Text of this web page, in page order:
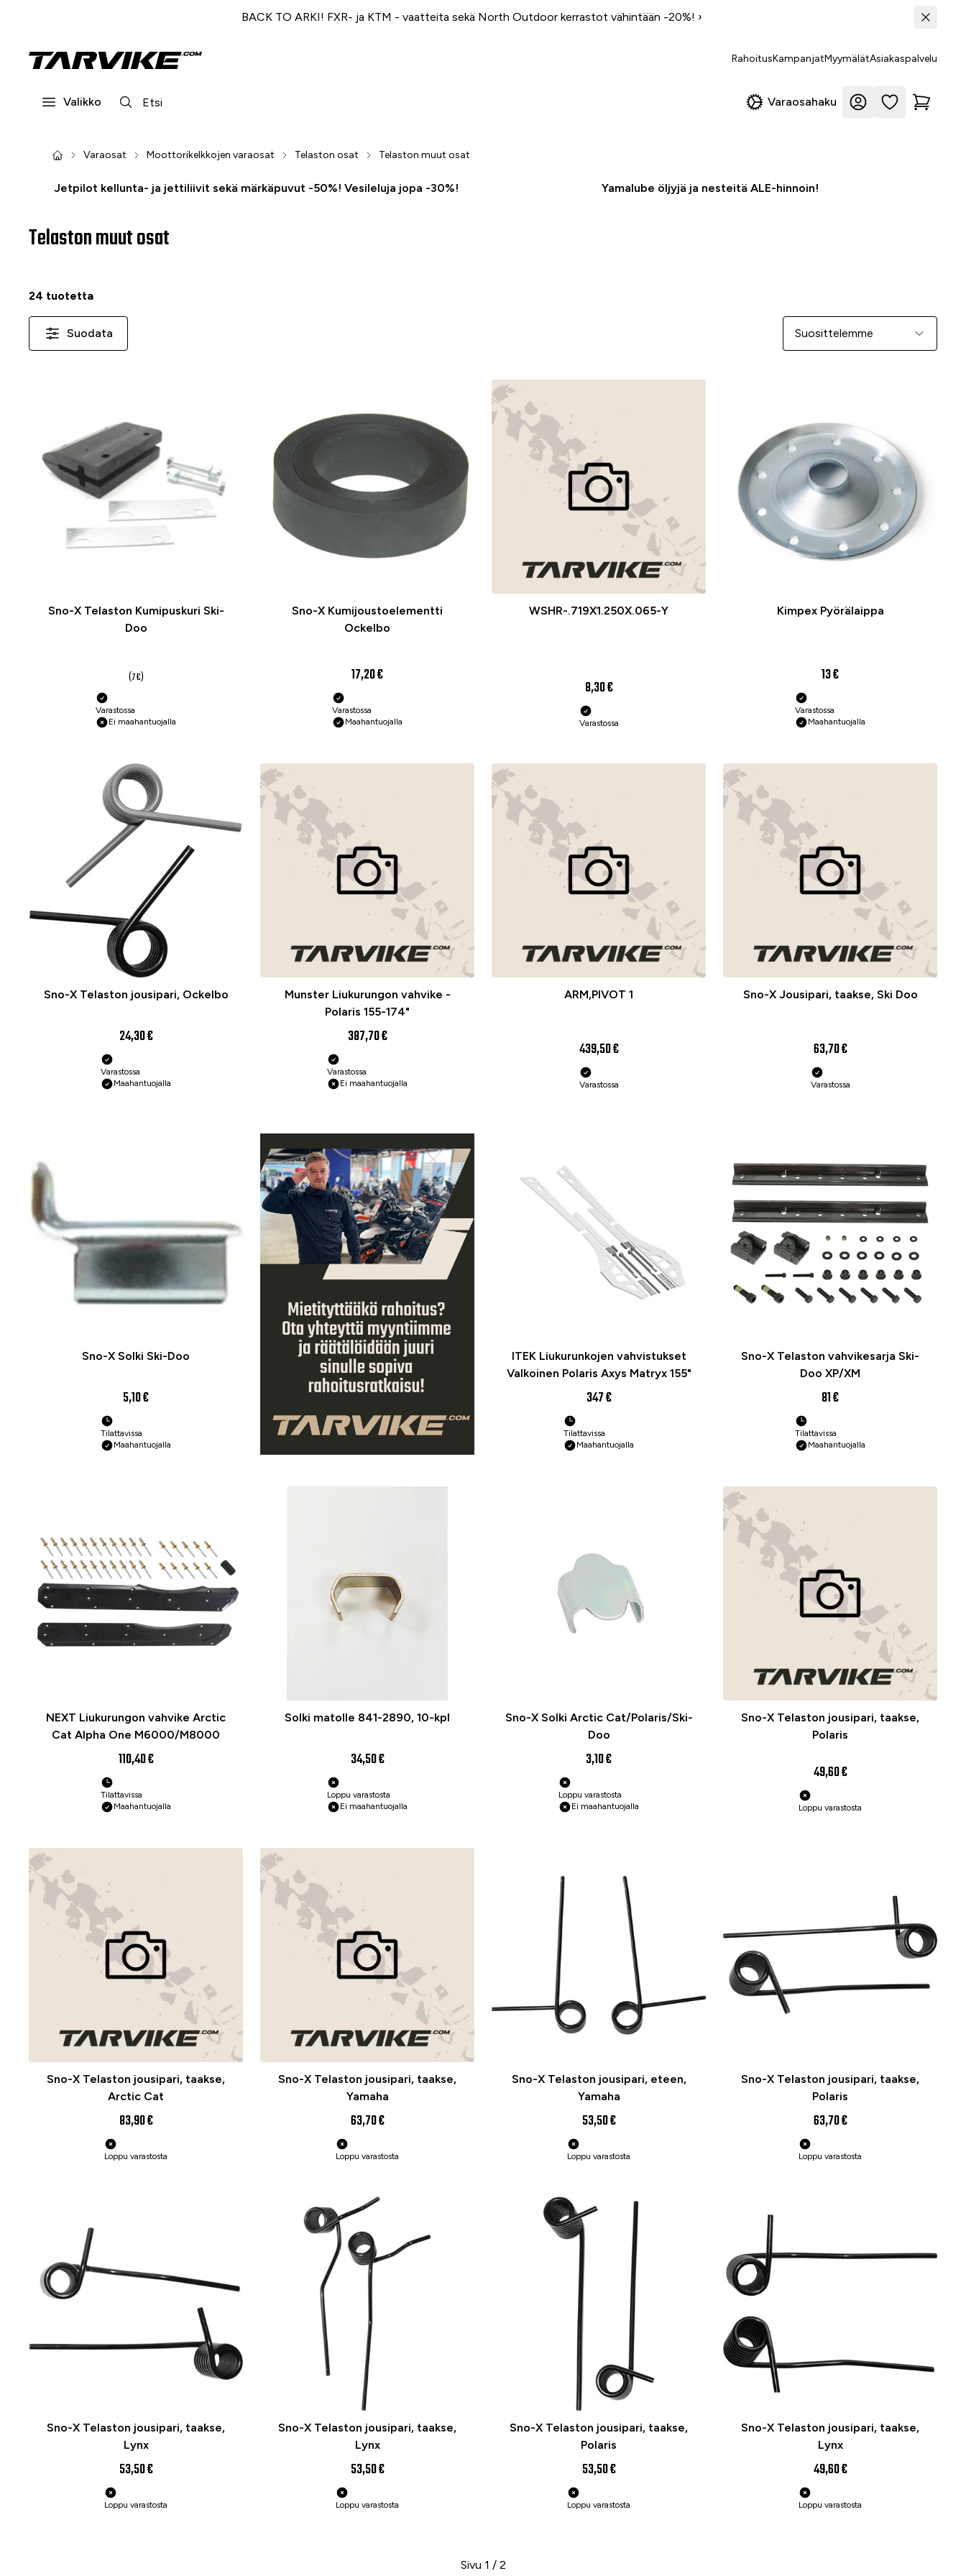
BACK TO ARKI! FXR- ja KTM - vaatteita sekä North Outdoor kerrastot vähintään -20%! ›
RahoitusKampanjatMyymälätAsiakaspalvelu
Valikko Varaosahaku
Varaosat Moottorikelkkojen varaosat Telaston osat Telaston muut osat
Jetpilot kellunta- ja jettiliivit sekä märkäpuvut -50%! Vesileluja jopa -30%! Yamalube öljyjä ja nesteitä ALE-hinnoin!
Telaston muut osat
24 tuotetta
Suodata Järjestä
Sno-X Telaston Kumipuskuri Ski-
Doo
(7 €)
Varastossa
Ei maahantuojalla
Sno-X Kumijoustoelementti
Ockelbo
17,20 €
Varastossa
Maahantuojalla
WSHR-.719X1.250X.065-Y
8,30 €
Varastossa
Kimpex Pyörälaippa
13 €
Varastossa
Maahantuojalla
Sno-X Telaston jousipari, Ockelbo
24,30 €
Varastossa
Maahantuojalla
Munster Liukurungon vahvike -
Polaris 155-174"
387,70 €
Varastossa
Ei maahantuojalla
ARM,PIVOT 1
439,50 €
Varastossa
Sno-X Jousipari, taakse, Ski Doo
63,70 €
Varastossa
Sno-X Solki Ski-Doo
5,10 €
Tilattavissa
Maahantuojalla
ITEK Liukurunkojen vahvistukset
Valkoinen Polaris Axys Matryx 155"
347 €
Tilattavissa
Maahantuojalla
Sno-X Telaston vahvikesarja Ski-
Doo XP/XM
81 €
Tilattavissa
Maahantuojalla
NEXT Liukurungon vahvike Arctic
Cat Alpha One M6000/M8000
110,40 €
Tilattavissa
Maahantuojalla
Solki matolle 841-2890, 10-kpl
34,50 €
Loppu varastosta
Ei maahantuojalla
Sno-X Solki Arctic Cat/Polaris/Ski-
Doo
3,10 €
Loppu varastosta
Ei maahantuojalla
Sno-X Telaston jousipari, taakse,
Polaris
49,60 €
Loppu varastosta
Sno-X Telaston jousipari, taakse,
Arctic Cat
83,90 €
Loppu varastosta
Sno-X Telaston jousipari, taakse,
Yamaha
63,70 €
Loppu varastosta
Sno-X Telaston jousipari, eteen,
Yamaha
53,50 €
Loppu varastosta
Sno-X Telaston jousipari, taakse,
Polaris
63,70 €
Loppu varastosta
Sno-X Telaston jousipari, taakse,
Lynx
53,50 €
Loppu varastosta
Sno-X Telaston jousipari, taakse,
Lynx
53,50 €
Loppu varastosta
Sno-X Telaston jousipari, taakse,
Polaris
53,50 €
Loppu varastosta
Sno-X Telaston jousipari, taakse,
Lynx
49,60 €
Loppu varastosta
Sivu 1 / 2